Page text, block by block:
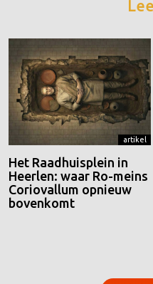
artikel
Het Raadhuisplein in
Heerlen: waar Ro-meins
Coriovallum opnieuw
bovenkomt